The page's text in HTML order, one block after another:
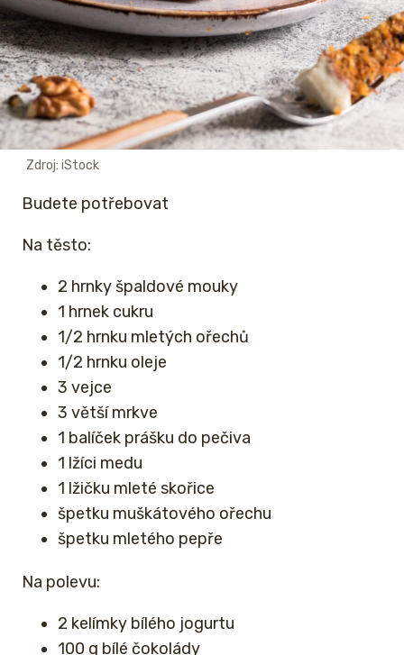
Zdroj: iStock
Budete potřebovat
Na těsto:
2 hrnky špaldové mouky
1 hrnek cukru
1/2 hrnku mletých ořechů
1/2 hrnku oleje
3 vejce
3 větší mrkve
1 balíček prášku do pečiva
1 lžíci medu
1 lžičku mleté skořice
špetku muškátového ořechu
špetku mletého pepře
Na polevu:
2 kelímky bílého jogurtu
100 g bílé čokolády